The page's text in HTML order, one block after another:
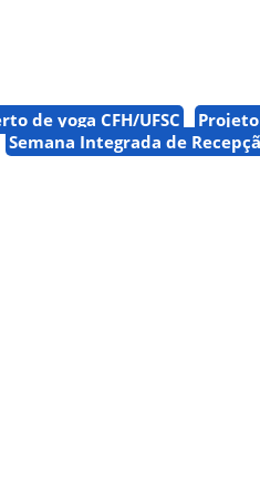
de yoga CFH/UFSC
Semana Integrada de